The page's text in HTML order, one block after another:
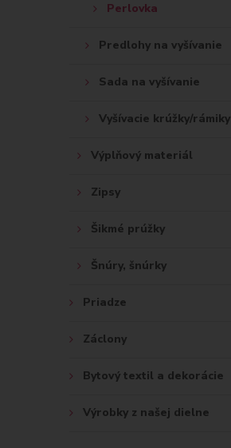
Perlovka
Predlohy na vyšívanie
Sada na vyšívanie
Vyšívacie krúžky/rámiky
Výplňový materiál
Zipsy
Šikmé prúžky
Šnúry, šnúrky
Priadze
Záclony
Bytový textil a dekorácie
Výrobky z našej dielne